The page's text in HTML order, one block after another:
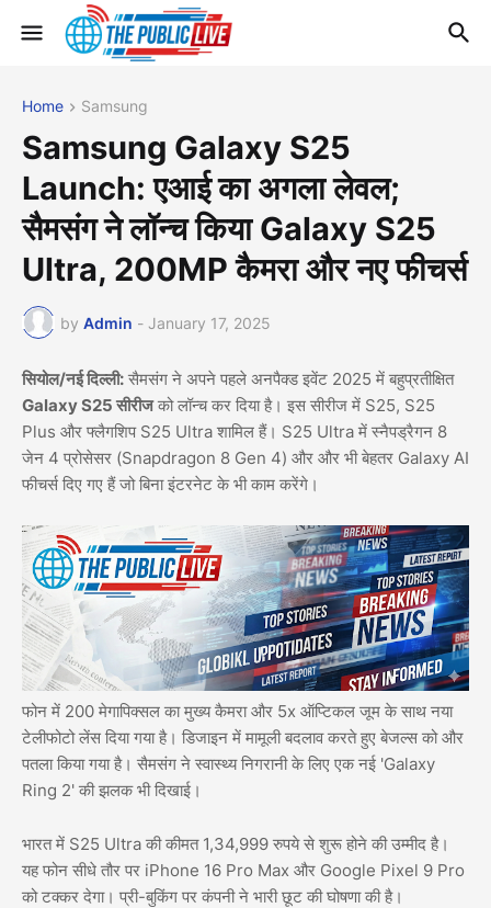
Home Samsung
Samsung Galaxy S25
Launch: एआई का अगला लेवल;
सैमसंग ने लॉन्च किया Galaxy S25
Ultra, 200MP कैमरा और नए फीचर्स
by Admin - January 17, 2025
सियोल/नई दिल्ली: सैमसंग ने अपने पहले अनपैक्ड इवेंट 2025 में बहुप्रतीक्षित
Galaxy S25 सीरीजको लॉन्च कर दिया है। इस सीरीज में S25, S25
Plus और फ्लैगशिप S25 Ultra शामिल हैं। S25 Ultra में स्नैपड्रैगन 8
जेन 4 प्रोसेसर (Snapdragon 8 Gen 4) और और भी बेहतर Galaxy AI
फीचर्स दिए गए हैं जो बिना इंटरनेट के भी काम करेंगे।
फोन में 200 मेगापिक्सल का मुख्य कैमरा और 5x ऑप्टिकल जूम के साथ नया
टेलीफोटो लेंस दिया गया है। डिजाइन में मामूली बदलाव करते हुए बेजल्स को और
पतला किया गया है। सैमसंग ने स्वास्थ्य निगरानी के लिए एक नई 'Galaxy
Ring 2' की झलक भी दिखाई।
भारत में S25 Ultra की कीमत 1,34,999 रुपये से शुरू होने की उम्मीद है।
यह फोन सीधे तौर पर iPhone 16 Pro Max और Google Pixel 9 Pro
को टक्कर देगा। प्री-बुकिंग पर कंपनी ने भारी छूट की घोषणा की है।